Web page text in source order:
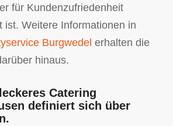
für Kundenzufriedenheit
ist. Weitere Informationen in
Burgwedel erhalten die
hinaus.
Catering
definiert sich über